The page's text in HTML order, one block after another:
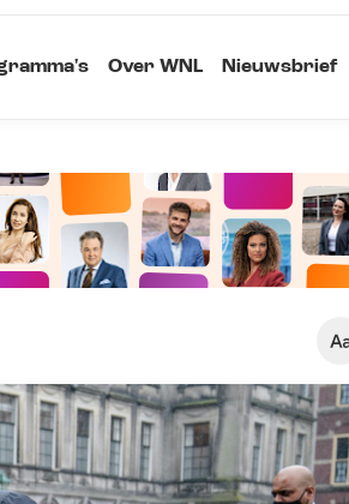
Over WNL Nieuwsbrief
Klein
Standaard
Groot
Kopieer link